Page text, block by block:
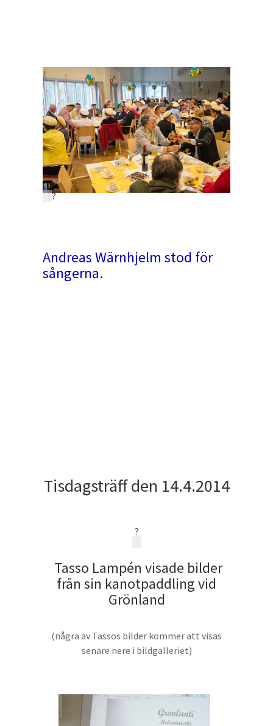
?
Andreas Wärnhjelm stod för
sångerna.
Tisdagsträff den 14.4.2014
?
Tasso Lampén visade bilder
från sin kanotpaddling vid
Grönland
(några av Tassos bilder kommer att visas
senare nere i bildgalleriet)